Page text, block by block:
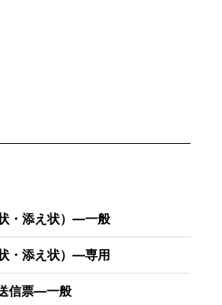
・添え状）―一般
・添え状）―専用
信票―一般